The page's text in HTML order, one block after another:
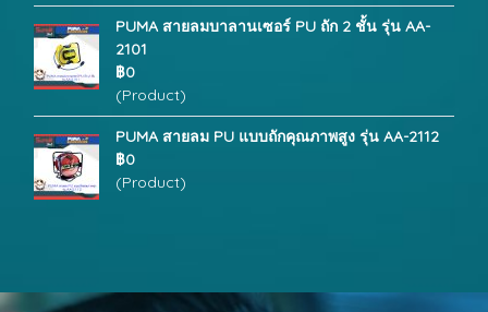
PUMA สายลมบาลานเซอร์ PU ถัก 2 ชั้น รุ่น AA-
2101
฿0
(Product)
PUMA สายลม PU แบบถักคุณภาพสูง รุ่น AA-2112
฿0
(Product)